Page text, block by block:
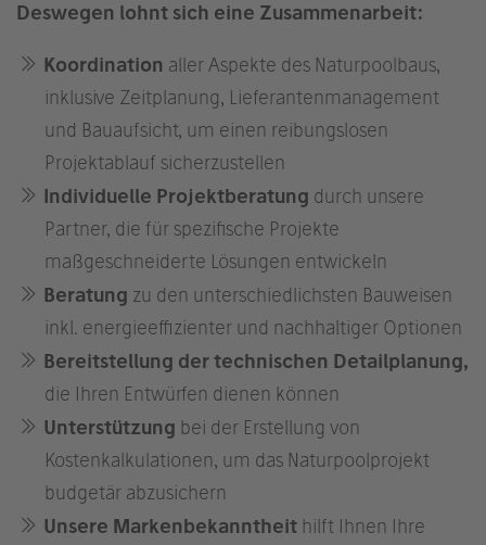
Deswegen lohnt sich eine Zusammenarbeit:
Koordination aller Aspekte des Naturpoolbaus,
inklusive Zeitplanung, Lieferantenmanagement
und Bauaufsicht, um einen reibungslosen
Projektablauf sicherzustellen
Individuelle Projektberatung durch unsere
Partner, die für spezifische Projekte
maßgeschneiderte Lösungen entwickeln
Beratung zu den unterschiedlichsten Bauweisen
inkl. energieeffizienter und nachhaltiger Optionen
Bereitstellung der technischen Detailplanung,
die Ihren Entwürfen dienen können
Unterstützung bei der Erstellung von
Kostenkalkulationen, um das Naturpoolprojekt
budgetär abzusichern
Unsere Markenbekanntheit hilft Ihnen Ihre